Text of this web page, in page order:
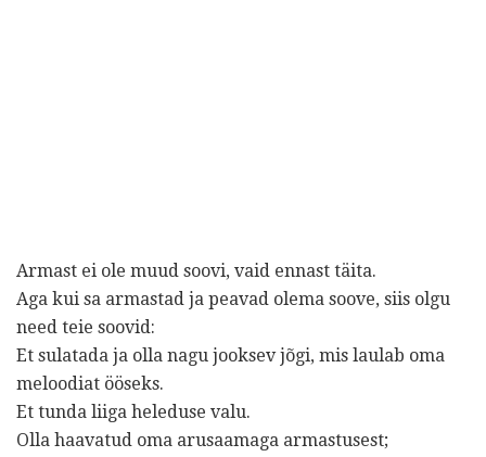
Armast ei ole muud soovi, vaid ennast täita.
Aga kui sa armastad ja peavad olema soove, siis olgu
need teie soovid:
Et sulatada ja olla nagu jooksev jõgi, mis laulab oma
meloodiat ööseks.
Et tunda liiga heleduse valu.
Olla haavatud oma arusaamaga armastusest;